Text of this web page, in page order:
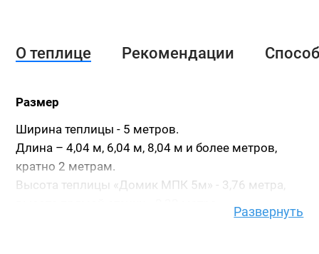
О теплице Рекомендации
Размер
Ширина теплицы - 5 метров.
Длина – 4,04 м, 6,04 м, 8,04 м и более метров,
кратно 2 метрам.
Высота теплицы «Домик МПК 5м» - 3,76 метра,
Высота указана с учетом стального фундамента.
Развернуть